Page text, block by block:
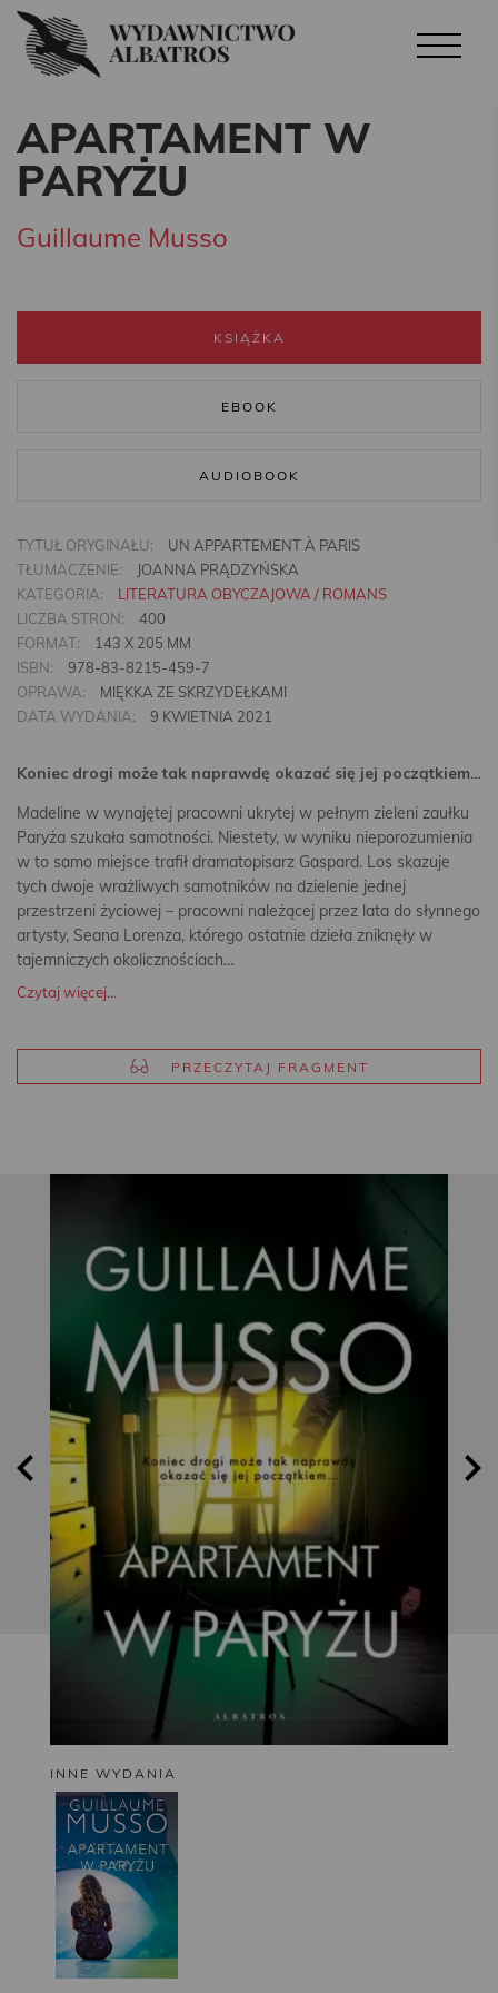
APARTAMENT W
PARYŻU
Guillaume Musso
KSIĄŻKA
EBOOK
AUDIOBOOK
TYTUŁ ORYGINAŁU:
UN APPARTEMENT À PARIS
TŁUMACZENIE:
JOANNA PRĄDZYŃSKA
KATEGORIA:
LITERATURA OBYCZAJOWA / ROMANS
LICZBA STRON:
400
FORMAT:
143 X 205 MM
ISBN:
978-83-8215-459-7
OPRAWA:
MIĘKKA ZE SKRZYDEŁKAMI
DATA WYDANIA:
9 KWIETNIA 2021
Koniec drogi może tak naprawdę okazać się jej początkiem…
Madeline w wynajętej pracowni ukrytej w pełnym zieleni zaułku
Paryża szukała samotności. Niestety, w wyniku nieporozumienia
w to samo miejsce trafił dramatopisarz Gaspard. Los skazuje
tych dwoje wrażliwych samotników na dzielenie jednej
przestrzeni życiowej – pracowni należącej przez lata do słynnego
artysty, Seana Lorenza, którego ostatnie dzieła zniknęły w
tajemniczych okolicznościach…
Czytaj więcej...
PRZECZYTAJ FRAGMENT
INNE WYDANIA